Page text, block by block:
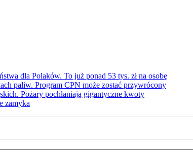
dla Polaków. To już ponad 53 tys. zł na osobę
paliw. Program CPN może zostać przywrócony
Pożary pochłaniają gigantyczne kwoty
zamyka